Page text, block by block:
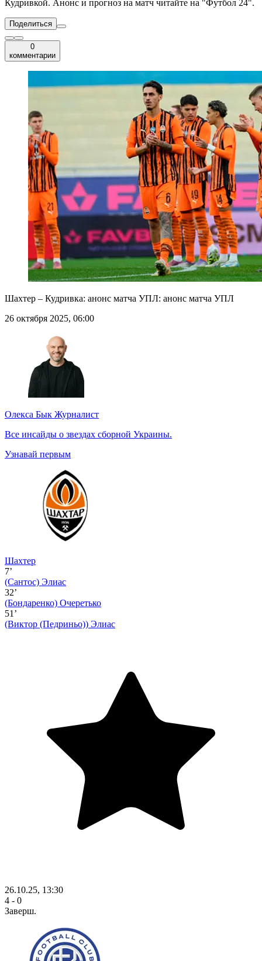
Кудривкой. Анонс и прогноз на матч читайте на "Футбол 24".
Поделиться
0
комментарии
Шахтер – Кудривка: анонс матча УПЛ: анонс матча УПЛ
26 октября 2025, 06:00
Олекса Бык Журналист
Все инсайды о звездах сборной Украины.
Узнавай первым
Шахтер
7’
(Сантос) Элиас
32’
(Бондаренко) Очеретько
51’
(Виктор (Педриньо)) Элиас
26.10.25, 13:30
4 - 0
Заверш.